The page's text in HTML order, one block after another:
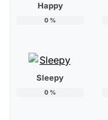
Happy
0 %
Sleepy
0 %